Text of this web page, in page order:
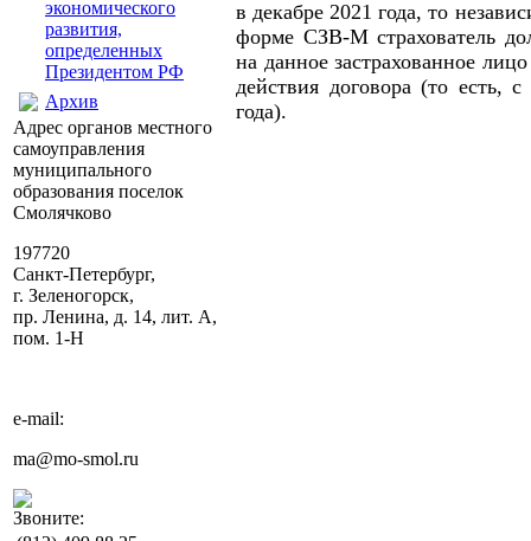
экономического
развития,
определенных
Президентом РФ
Архив
Адрес органов местного
самоуправления
муниципального
образования поселок
Смолячково
197720
Санкт-Петербург,
г. Зеленогорск,
пр. Ленина, д. 14, лит. А,
пом. 1-Н
e-mail:
ma@mo-smol.ru
Звоните:
в декабре 2021 года, то
форме СЗВ-М страхователь
на данное застрахованное
действия договора (то есть,
года).